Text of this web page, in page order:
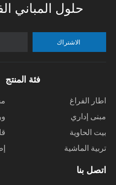
حلول المباني
فئة المنتج
اطار الفراغ
مبنى إداري
بيت الحاوية
تربية الماشية
اتصل بنا